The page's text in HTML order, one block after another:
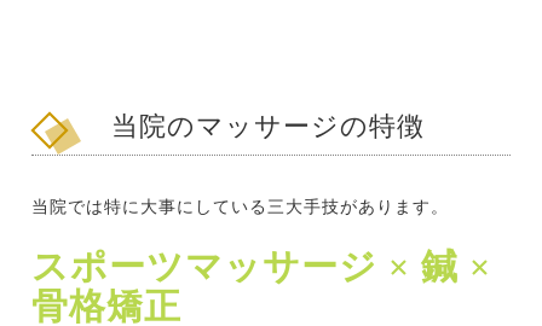
当院のマッサージの特徴
当院では特に大事にしている三大手技があります。
スポーツマッサージ × 鍼 ×
骨格矯正